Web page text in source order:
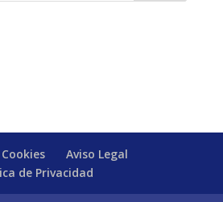
Aviso Legal
de Privacidad